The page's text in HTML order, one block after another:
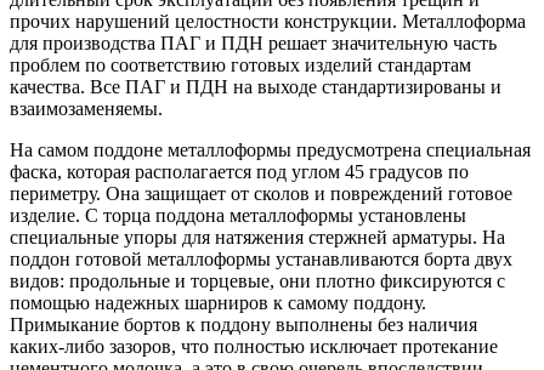
прочих нарушений целостности конструкции. Металлоформа
для производства ПАГ и ПДН решает значительную часть
проблем по соответствию готовых изделий стандартам
качества. Все ПАГ и ПДН на выходе стандартизированы и
взаимозаменяемы.
На самом поддоне металлоформы предусмотрена специальная
фаска, которая располагается под углом 45 градусов по
периметру. Она защищает от сколов и повреждений готовое
изделие. С торца поддона металлоформы установлены
специальные упоры для натяжения стержней арматуры. На
поддон готовой металлоформы устанавливаются борта двух
видов: продольные и торцевые, они плотно фиксируются с
помощью надежных шарниров к самому поддону.
Примыкание бортов к поддону выполнены без наличия
каких-либо зазоров, что полностью исключает протекание